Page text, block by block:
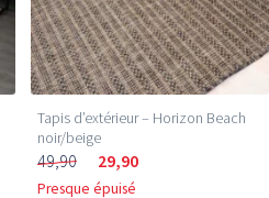
Tapis d’extérieur – Horizon Beach
noir/beige
49,90 29,90
Presque épuisé